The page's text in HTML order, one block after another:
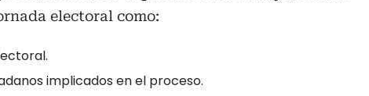
electoral como:
implicados en el proceso.